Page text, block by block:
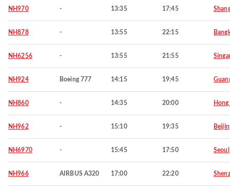
NH970 - 13:35 17:45
NH878 - 13:55 22:15
NH6256 - 13:55 21:55
NH924 Boeing 777 14:15 19:45
NH860 - 14:35 20:00
NH962 - 15:10 19:35
NH6970 - 15:45 17:50 Seoul
NH966 AIRBUS A320 17:00 22:20